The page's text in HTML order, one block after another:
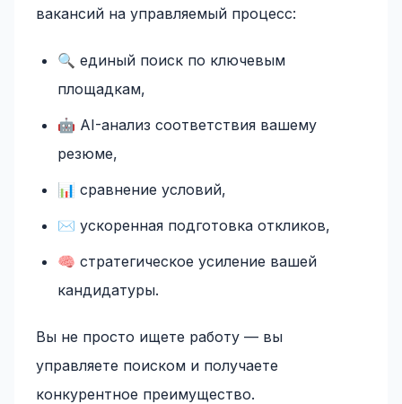
вакансий на управляемый процесс:
🔍 единый поиск по ключевым
площадкам,
🤖 AI-анализ соответствия вашему
резюме,
📊 сравнение условий,
✉️ ускоренная подготовка откликов,
🧠 стратегическое усиление вашей
кандидатуры.
Вы не просто ищете работу — вы
управляете поиском и получаете
конкурентное преимущество.